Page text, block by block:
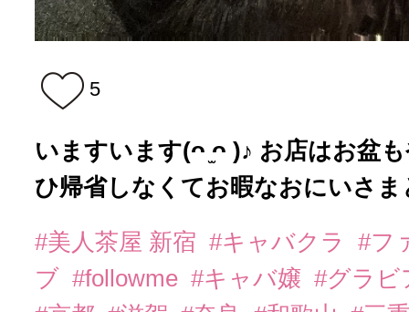
5
いますいます(ᴖ ̫ᴖ )♪ お店はお盆
ひ帰省しなくてお暇なおにいさま
#美人茶屋 新宿 #キャバクラ
#フ
ブ #followme #キャバ嬢 #グラ